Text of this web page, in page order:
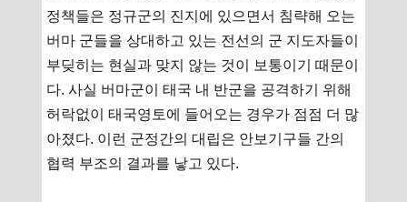
정책들은 정규군의 진지에 있으면서 침략해 오는
버마 군들을 상대하고 있는 전선의 군 지도자들이
부딪히는 현실과 맞지 않는 것이 보통이기 때문이
다. 사실 버마군이 태국 내 반군을 공격하기 위해
허락없이 태국영토에 들어오는 경우가 점점 더 많
아졌다. 이런 군정간의 대립은 안보기구들 간의
협력 부조의 결과를 낳고 있다.